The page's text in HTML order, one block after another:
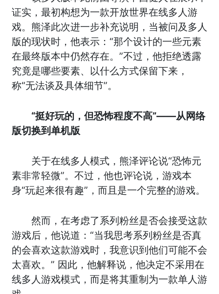
证实，最初构想为一款开放世界在线多人游
戏。熊泽此次进一步补充说明，当被问及多人
版的现状时，他表示：“那个设计的一些元素
在最终版本中仍然存在。”不过，他拒绝透露
究竟是哪些要素、以什么方式保留下来，
称“无法谈及具体细节”。
“挺好玩的，但恐怖程度不高”——从网络
版切换到单机版
关于在线多人模式，熊泽评论说“恐怖元
素非常轻微”。不过，他也评论说，游戏本
身“玩起来很有趣”，而且是一个完整的游戏。
然而，在考虑了系列粉丝是否会接受这款
游戏后，他说道：“当我思考系列粉丝是否真
的会喜欢这款游戏时，我意识到他们可能不会
太喜欢。” 因此，他解释说，他决定不采用在
线多人游戏模式，而是将其重制为一款单人游